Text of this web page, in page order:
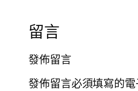
留言
發佈留言
發佈留言必須填寫的